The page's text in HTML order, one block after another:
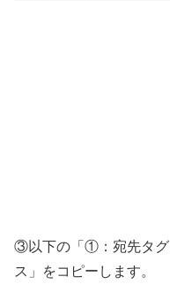
③以下の「①：宛先タグ
ス」をコピーします。